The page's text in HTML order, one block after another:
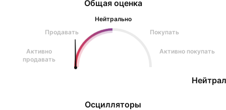
Осцилляторы
Общая оценка
Нейтрально
Продавать
Покупать
Активно
продавать
Активно покупать